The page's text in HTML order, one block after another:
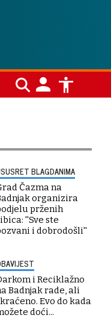
BLAGDANIMA
Čazma na
organizira
prženih
''Sve ste
i dobrodošli''
i Reciklažno
Badnjak rade, ali
Evo do kada
doći...